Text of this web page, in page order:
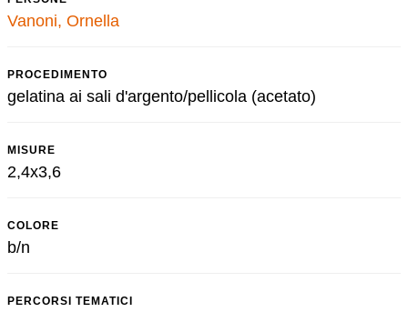
Vanoni, Ornella
PROCEDIMENTO
gelatina ai sali d'argento/pellicola (acetato)
MISURE
2,4x3,6
COLORE
b/n
PERCORSI TEMATICI